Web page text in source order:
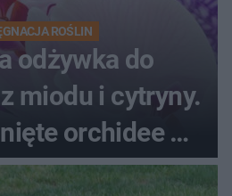
ROŚLIN
odżywka do
miodu i cytryny.
orchidee po